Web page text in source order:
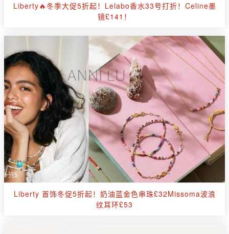
Liberty🔥冬季大促5折起！Lelabo香水33号打折！Celine墨
镜£141！
Liberty 首饰冬促5折起！奶油蓝金色串珠£32Missoma波浪
纹耳环£53